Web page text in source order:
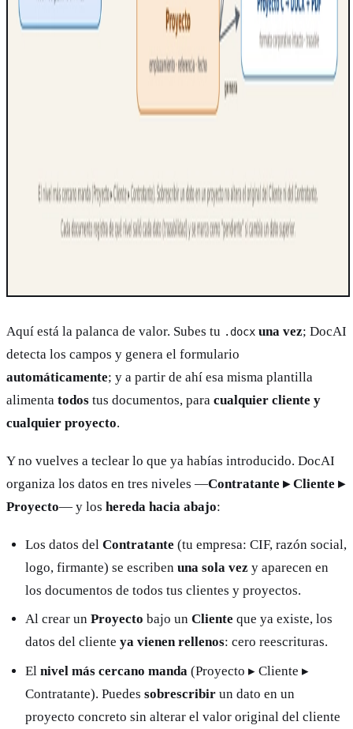
Aquí está la palanca de valor. Subes tu .docx una vez; DocAI
detecta los campos y genera el formulario
automáticamente; y a partir de ahí esa misma plantilla
alimenta todos tus documentos, para cualquier cliente y
cualquier proyecto.
Y no vuelves a teclear lo que ya habías introducido. DocAI
organiza los datos en tres niveles —Contratante ▸ Cliente ▸
Proyecto— y los hereda hacia abajo:
Los datos del Contratante (tu empresa: CIF, razón social,
logo, firmante) se escriben una sola vezy aparecen en
los documentos de todos tus clientes y proyectos.
Al crear un Proyecto bajo un Cliente que ya existe, los
datos del cliente ya vienen rellenos: cero reescrituras.
El nivel más cercano manda(Proyecto ▸ Cliente ▸
Contratante). Puedes sobrescribirun dato en un
proyecto concreto sin alterar el valor original del cliente